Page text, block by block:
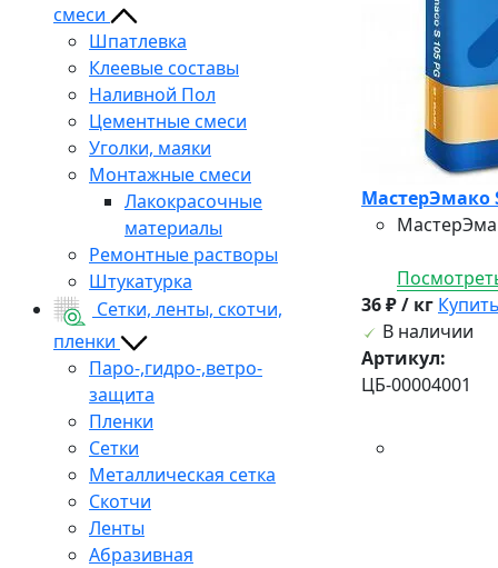
смеси
Шпатлевка
Клеевые составы
Наливной Пол
Цементные смеси
Уголки, маяки
Монтажные смеси
Лакокрасочные
материалы
Ремонтные растворы
Штукатурка
Сетки, ленты, скотчи,
пленки
Паро-,гидро-,ветро-
защита
Пленки
Сетки
Металлическая сетка
Скотчи
Ленты
Абразивная
МастерЭмако
36 ₽ / кг
В наличии
Артикул:
ЦБ-00004001